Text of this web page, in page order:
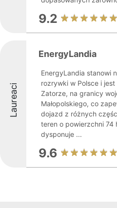
9.2
Laureaci
EnergyLandia
EnergyLandia stanowi
rozrywki w Polsce i
Zatorze, na granicy
Małopolskiego, co
dojazd z różnych
teren o powierzchni 74
dysponuje ...
9.6